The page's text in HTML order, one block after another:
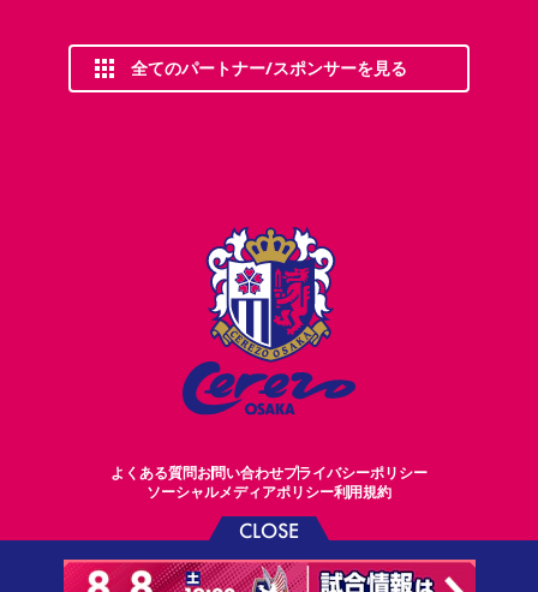
CLOSE
全てのパートナー/スポンサーを見る
よくある質問お問い合わせプライバシーポリシー
ソーシャルメディアポリシー利用規約
©CEREZO OSAKA CO.,LTD.